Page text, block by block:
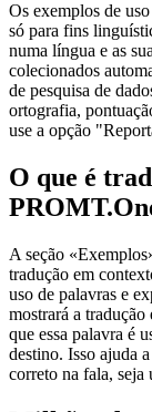
Os exemplos de
só para fins
numa língua e as
colecionados
de pesquisa de
ortografia,
use a opção
O que é
A seção
tradução em
uso de palavras e
mostrará a
que essa palavra é
destino. Isso ajuda
correto na fala, seja